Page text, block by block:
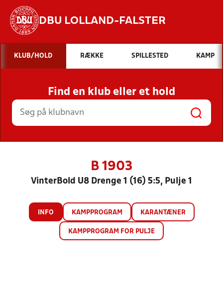
DBU LOLLAND-FALSTER
Hvad vil du søge efter?
INDHOLD OG NYHEDER
STILLINGER, RESULTATER, KLUBBER OG
HOLD
KLUB/HOLD RÆKKE SPILLESTED KAMP
Find en klub eller et hold
B 1903
VinterBold U8 Drenge 1 (16) 5:5, Pulje 1
INFO KAMPPROGRAM KARANTÆNER
KAMPPROGRAM FOR PULJE